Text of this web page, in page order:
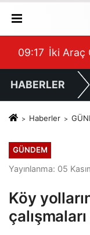
09:18 ÇARŞI
HABERLER
Haberler
GÜNDEM
Yayınlanma: 05
Köy